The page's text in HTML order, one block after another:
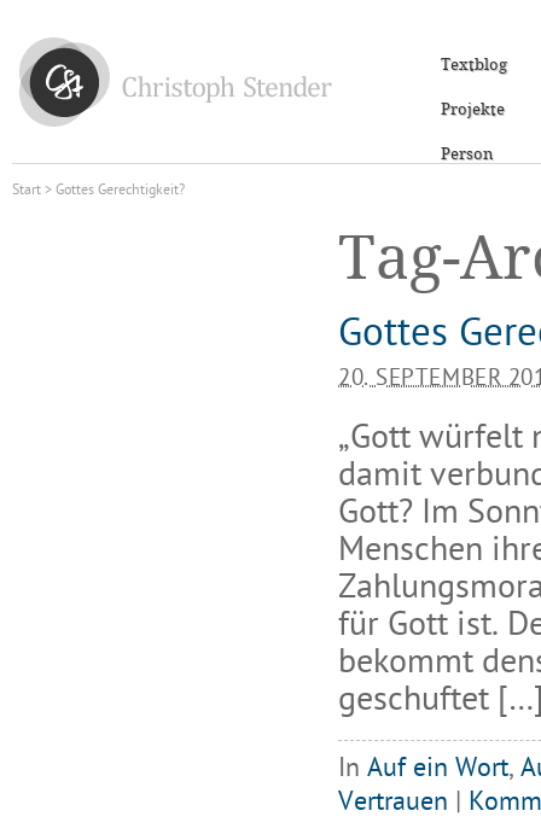
Textblog
Projekte
Person
Start> Gottes Gerechtigkeit?
Tag-
Gottes
20. SEPTEMBER
„Gott würfelt
damit
Gott? Im
Menschen
für Gott ist.
bekommt
geschuftet
In Auf ein Wort,
Vertrauen |